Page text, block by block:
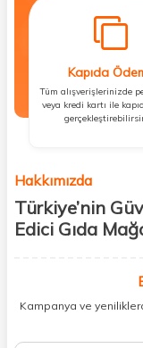
Kapıda
Tüm alışverişlerinizde
veya kredi kartı ile
Hakkımızda
Türkiye’nin
Edici Gıda
kişisel bakım hem de
buluşturuyoruz. Artık
ihtiyacınız olan her
Kampanya ve